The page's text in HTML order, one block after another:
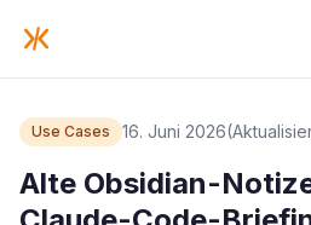
Use Cases 16. Juni 2026
Alte Obsidian-